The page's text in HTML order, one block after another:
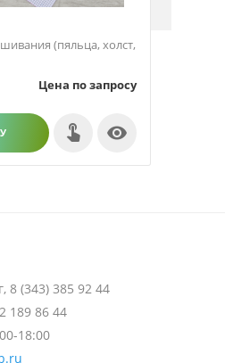
(пяльца, холст,
Цена по запросу

8 (343) 385 92 44
189 86 44
18:00